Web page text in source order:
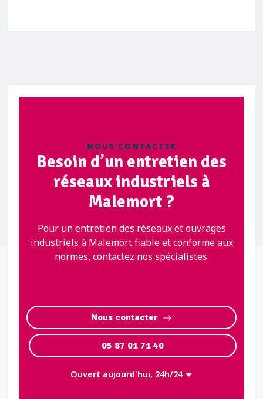
NOUS CONTACTER
Besoin d’un entretien des
réseaux industriels à
Malemort ?
Pour un entretien des réseaux et ouvrages
industriels à Malemort fiable et conforme aux
normes, contactez nos spécialistes.
Nous contacter
05 87 01 71 40
Ouvert aujourd'hui, 24h/24